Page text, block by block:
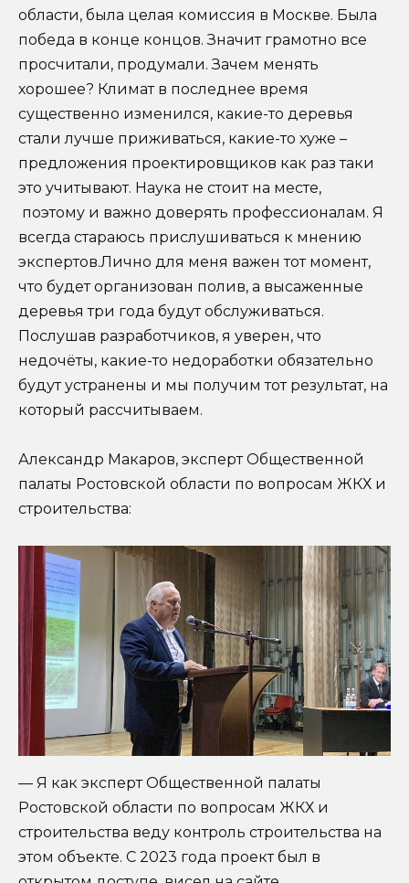
области, была целая комиссия в Москве. Была
победа в конце концов. Значит грамотно все
просчитали, продумали. Зачем менять
хорошее? Климат в последнее время
существенно изменился, какие-то деревья
стали лучше приживаться, какие-то хуже –
предложения проектировщиков как раз таки
это учитывают. Наука не стоит на месте,
поэтому и важно доверять профессионалам. Я
всегда стараюсь прислушиваться к мнению
экспертов.Лично для меня важен тот момент,
что будет организован полив, а высаженные
деревья три года будут обслуживаться.
Послушав разработчиков, я уверен, что
недочёты, какие-то недоработки обязательно
будут устранены и мы получим тот результат, на
который рассчитываем.
Александр Макаров, эксперт Общественной
палаты Ростовской области по вопросам ЖКХ и
строительства:
— Я как эксперт Общественной палаты
Ростовской области по вопросам ЖКХ и
строительства веду контроль строительства на
этом объекте. С 2023 года проект был в